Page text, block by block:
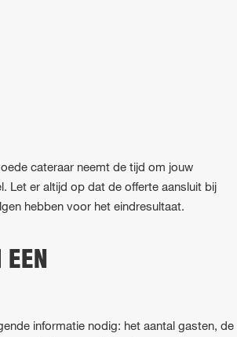
cateraar neemt de tijd om jouw
Let er altijd op dat de offerte aansluit bij
hebben voor het eindresultaat.
EEN
informatie nodig: het aantal gasten, de